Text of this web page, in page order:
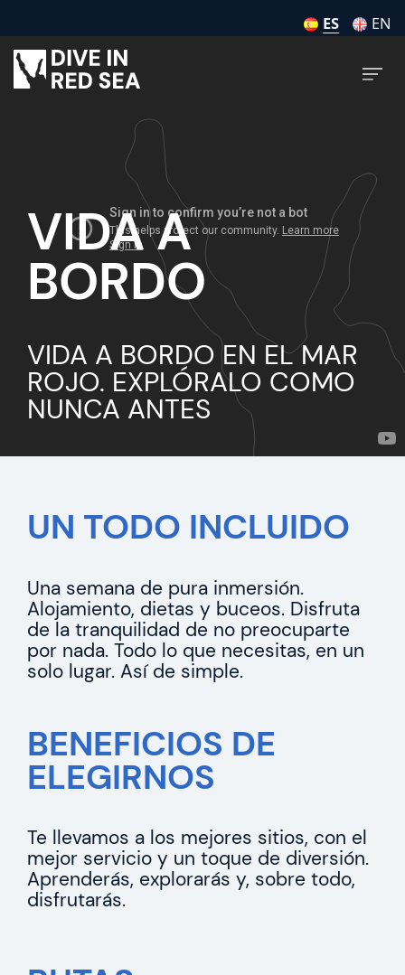
ES EN
VIDA A
BORDO
VIDA A BORDO EN EL MAR
ROJO. EXPLÓRALO COMO
NUNCA ANTES
UN TODO INCLUIDO
Una semana de pura inmersión.
Alojamiento, dietas y buceos. Disfruta
de la tranquilidad de no preocuparte
por nada. Todo lo que necesitas, en un
solo lugar. Así de simple.
BENEFICIOS DE
ELEGIRNOS
Te llevamos a los mejores sitios, con el
mejor servicio y un toque de diversión.
Aprenderás, explorarás y, sobre todo,
disfrutarás.